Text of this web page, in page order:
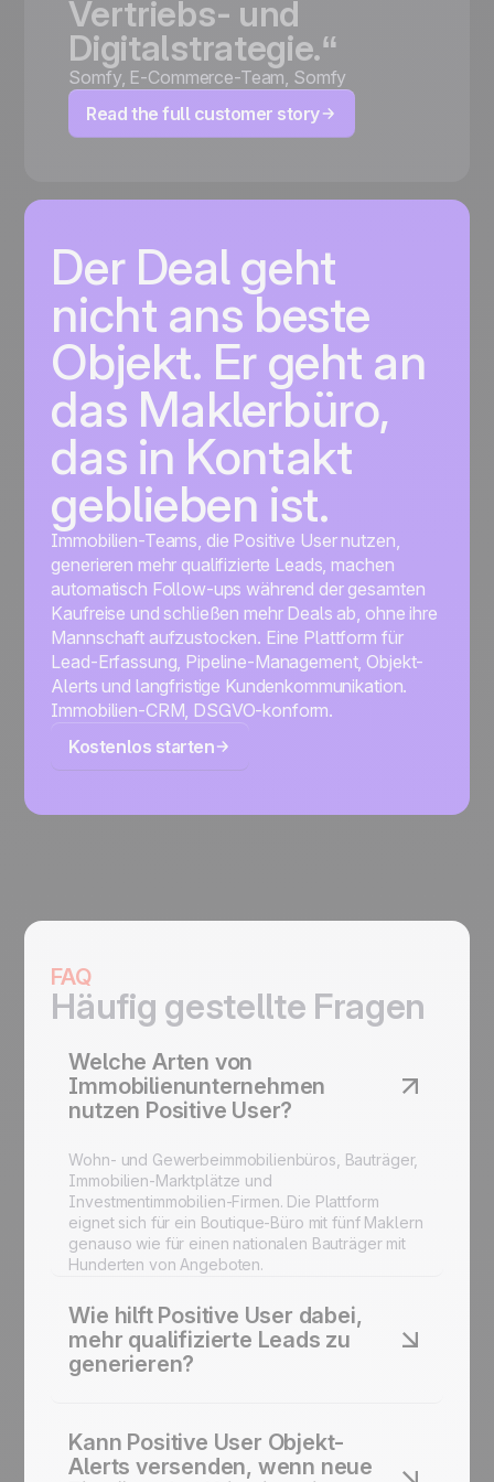
Vertriebs- und
Digitalstrategie.“
Somfy, E-Commerce-Team, Somfy
Read the full customer story
Der Deal geht
nicht ans beste
Objekt. Er geht an
das Maklerbüro,
das in Kontakt
geblieben ist.
Immobilien-Teams, die Positive User nutzen,
generieren mehr qualifizierte Leads, machen
automatisch Follow-ups während der gesamten
Kaufreise und schließen mehr Deals ab, ohne ihre
Mannschaft aufzustocken. Eine Plattform für
Lead-Erfassung, Pipeline-Management, Objekt-
Alerts und langfristige Kundenkommunikation.
Immobilien-CRM, DSGVO-konform.
Kostenlos starten
FAQ
Häufig gestellte Fragen
Welche Arten von
Immobilienunternehmen
nutzen Positive User?
Wohn- und Gewerbeimmobilienbüros, Bauträger,
Immobilien-Marktplätze und
Investmentimmobilien-Firmen. Die Plattform
eignet sich für ein Boutique-Büro mit fünf Maklern
genauso wie für einen nationalen Bauträger mit
Hunderten von Angeboten.
Wie hilft Positive User dabei,
mehr qualifizierte Leads zu
generieren?
Verhalten auf Ihren Angebotsseiten und löst die
passende Lead-Erfassung im richtigen Moment
aus. Lead-Formulare, Chat-Widgets und Exit-
Kann Positive User Objekt-
Alerts versenden, wenn neue